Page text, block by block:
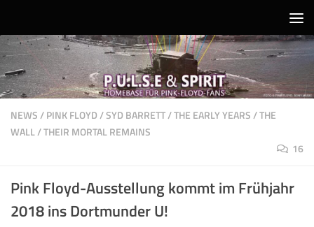
NEWS/PINK FLOYD/SYD BARRETT/THE EARLY YEARS/THE
WALL/THEIR MORTAL REMAINS
16
Pink Floyd-Ausstellung kommt im Frühjahr
2018 ins Dortmunder U!